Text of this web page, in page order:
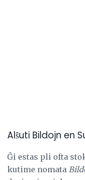
Alŝuti Bildojn en
Ĝi estas pli ofta
kutime nomata